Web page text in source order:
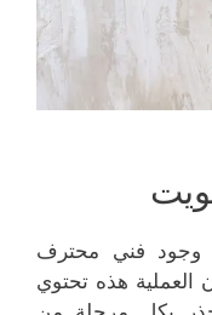
وجود فني محترف
العملية هذه تحتوي